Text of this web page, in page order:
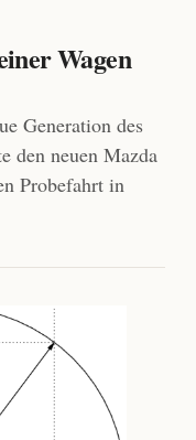
Wagen
Generation des
den neuen Mazda
Probefahrt in